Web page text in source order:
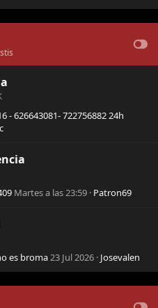
- 626643081- 722756882 24h
Martes a las 23:59 Patron69
es broma23 Jul 2026 Josevalen